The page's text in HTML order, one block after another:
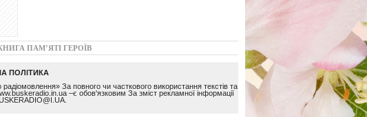
ПАМ’ЯТІ ГЕРОЇВ
ПОЛІТИКА
За повного чи часткового використання текстів та
–є обов'язковим За зміст рекламної інформації